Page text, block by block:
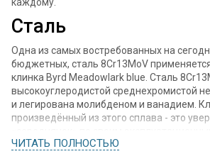
Сталь
Одна из самых востребованных на
бюджетных, сталь 8Cr13MoV
клинка Byrd Meadowlark blue. Сталь
высокоуглеродистой среднехромистой
и легирована молибденом и ванадием.
произведённый из этого сплава - это
остроту РК держит уверенно и
ЧИТАТЬ ПОЛНОСТЬЮ